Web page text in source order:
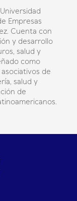
Empresas
Cuenta con
y desarrollo
salud y
como
de
salud y
de